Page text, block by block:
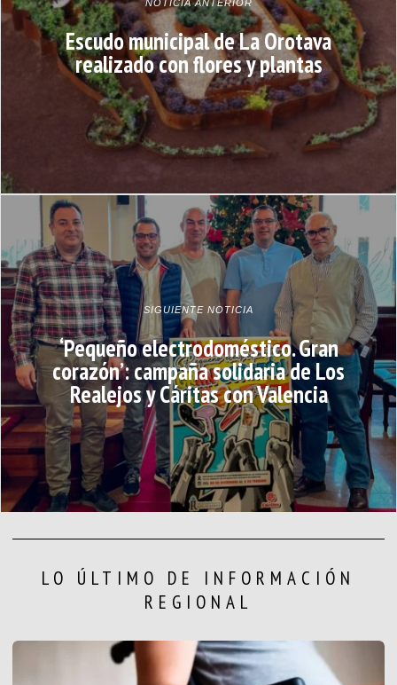
NOTICIA ANTERIOR
Escudo municipal de La Orotava
realizado con flores y plantas
SIGUIENTE NOTICIA
‘Pequeño electrodoméstico. Gran
corazón’: campaña solidaria de Los
Realejos y Cáritas con Valencia
LO ÚLTIMO DE INFORMACIÓN
REGIONAL